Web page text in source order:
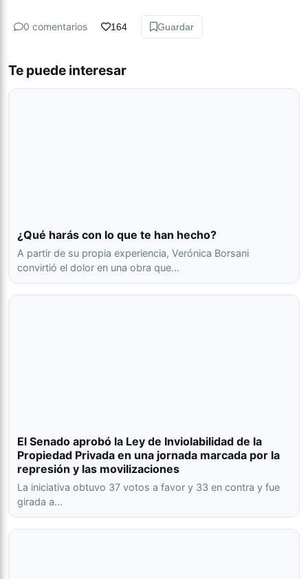
0 comentarios 164 Guardar
Te puede interesar
¿Qué harás con lo que te han hecho?
A partir de su propia experiencia, Verónica Borsani
convirtió el dolor en una obra que…
El Senado aprobó la Ley de Inviolabilidad de la
Propiedad Privada en una jornada marcada por la
represión y las movilizaciones
La iniciativa obtuvo 37 votos a favor y 33 en contra y fue
girada a…